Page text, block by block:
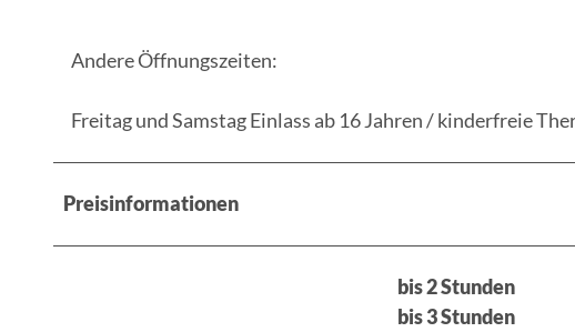
Andere Öffnungszeiten:
Freitag und Samstag Einlass ab 16 Jahren / kinderfreie
Preisinformationen
bis 2 Stunden
bis 3 Stunden